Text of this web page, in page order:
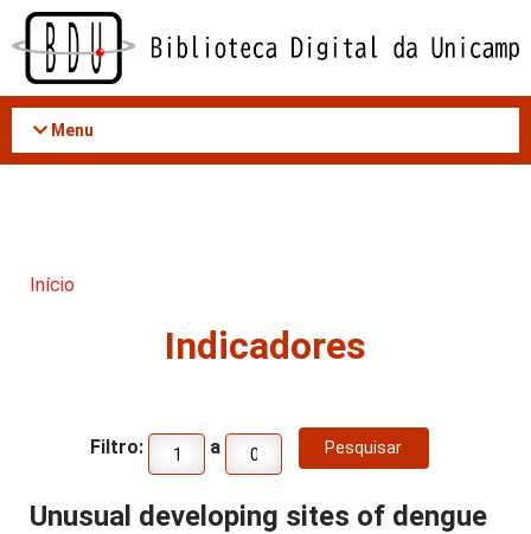
Acessar
conteúdo
Menu
Início
Indicadores
Filtro: a
Unusual developing sites of dengue